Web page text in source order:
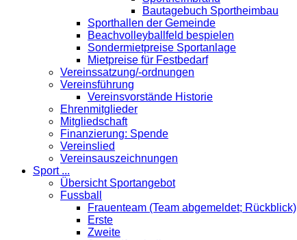
Bautagebuch Sportheimbau
Sporthallen der Gemeinde
Beachvolleyballfeld bespielen
Sondermietpreise Sportanlage
Mietpreise für Festbedarf
Vereinssatzung/-ordnungen
Vereinsführung
Vereinsvorstände Historie
Ehrenmitglieder
Mitgliedschaft
Finanzierung: Spende
Vereinslied
Vereinsauszeichnungen
Sport ...
Übersicht Sportangebot
Fussball
Frauenteam (Team abgemeldet; Rückblick)
Erste
Zweite